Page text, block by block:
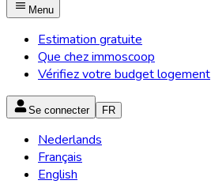
Menu
Estimation gratuite
Que chez immoscoop
Vérifiez votre budget logement
Se connecter FR
Nederlands
Français
English